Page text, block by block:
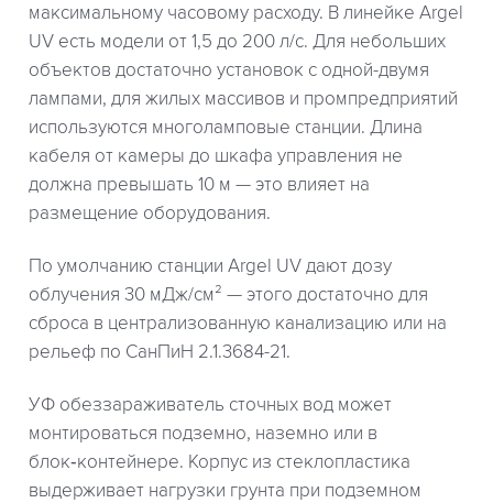
максимальному часовому расходу. В линейке Argel
UV есть модели от 1,5 до 200 л/с. Для небольших
объектов достаточно установок с одной-двумя
лампами, для жилых массивов и промпредприятий
используются многоламповые станции. Длина
кабеля от камеры до шкафа управления не
должна превышать 10 м — это влияет на
размещение оборудования.
По умолчанию станции Argel UV дают дозу
облучения 30 мДж/см² — этого достаточно для
сброса в централизованную канализацию или на
рельеф по СанПиН 2.1.3684-21.
УФ обеззараживатель сточных вод может
монтироваться подземно, наземно или в
блок‑контейнере. Корпус из стеклопластика
выдерживает нагрузки грунта при подземном